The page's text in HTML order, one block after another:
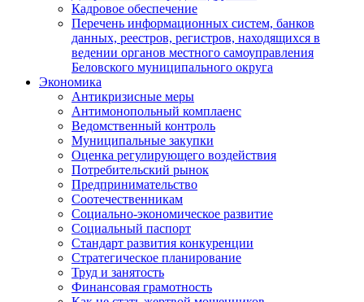
Кадровое обеспечение
Перечень информационных систем, банков
данных, реестров, регистров, находящихся в
ведении органов местного самоуправления
Беловского муниципального округа
Экономика
Антикризисные меры
Антимонопольный комплаенс
Ведомственный контроль
Муниципальные закупки
Оценка регулирующего воздействия
Потребительский рынок
Предпринимательство
Соотечественникам
Социально-экономическое развитие
Социальный паспорт
Стандарт развития конкуренции
Стратегическое планирование
Труд и занятость
Финансовая грамотность